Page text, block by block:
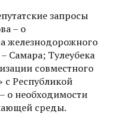
запросы
– о
железнодорожного
Самара; Тулеубека
совместного
с Республикой
о необходимости
среды.